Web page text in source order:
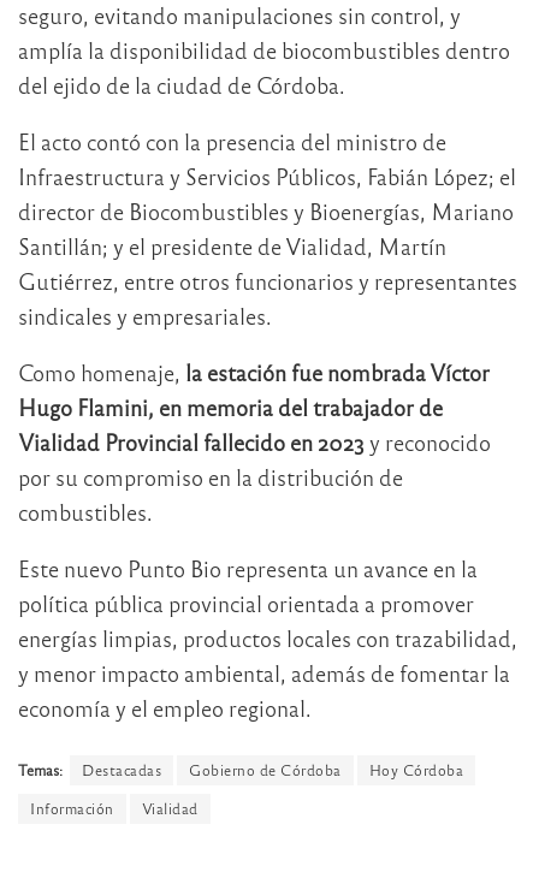
seguro, evitando manipulaciones sin control, y
amplía la disponibilidad de biocombustibles dentro
del ejido de la ciudad de Córdoba.
El acto contó con la presencia del ministro de
Infraestructura y Servicios Públicos, Fabián López; el
director de Biocombustibles y Bioenergías, Mariano
Santillán; y el presidente de Vialidad, Martín
Gutiérrez, entre otros funcionarios y representantes
sindicales y empresariales.
Como homenaje, la estación fue nombrada Víctor
Hugo Flamini, en memoria del trabajador de
Vialidad Provincial fallecido en 2023 y reconocido
por su compromiso en la distribución de
combustibles.
Este nuevo Punto Bio representa un avance en la
política pública provincial orientada a promover
energías limpias, productos locales con trazabilidad,
y menor impacto ambiental, además de fomentar la
economía y el empleo regional.
Temas: Destacadas Gobierno de Córdoba
Hoy Córdoba
Información
Vialidad